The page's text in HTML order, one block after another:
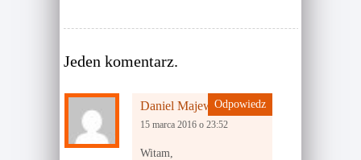
Jeden komentarz.
Daniel Majewski
15 marca 2016 o 23:52
Witam,
Odpowiedz